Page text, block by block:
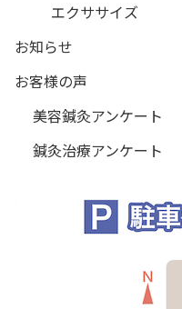
エクササイズ
お知らせ
お客様の声
美容鍼灸アンケート
鍼灸治療アンケート